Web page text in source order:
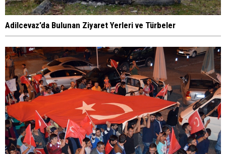
Adilcevaz’da Bulunan Ziyaret Yerleri ve Türbeler